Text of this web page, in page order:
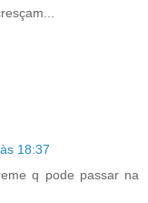
18:37
q pode passar na